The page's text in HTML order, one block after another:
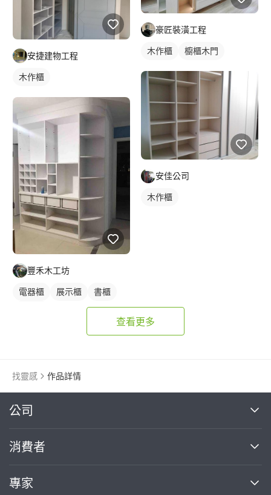
安捷建物工程
木作櫃
豐禾木工坊
電器櫃 展示櫃
書櫃
豪匠裝潢工程
木作櫃 櫥櫃木門
安佳公司
木作櫃
查看更多
找靈感 作品詳情
公司
關於我們
部落格
消費者
買服務
專家
繼續完成